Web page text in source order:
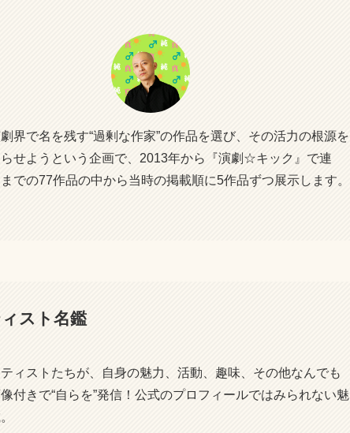
界で名を残す“過剰な作家”の作品を選び、その活力の根源を
せようという企画で、2013年から『演劇☆キック』で連
での77作品の中から当時の掲載順に5作品ずつ展示します。
スト名鑑
ィストたちが、自身の魅力、活動、趣味、その他なんでも
付きで“自らを”発信！公式のプロフィールではみられない魅